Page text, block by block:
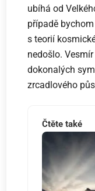
ubíhá od
případě
s teorií
nedošlo.
dokonalých
zrcadlového
Čtěte také